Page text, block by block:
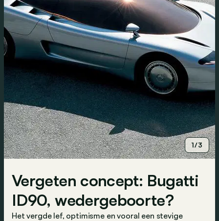
1/3
Vergeten concept: Bugatti
ID90, wedergeboorte?
Het vergde lef, optimisme en vooral een stevige